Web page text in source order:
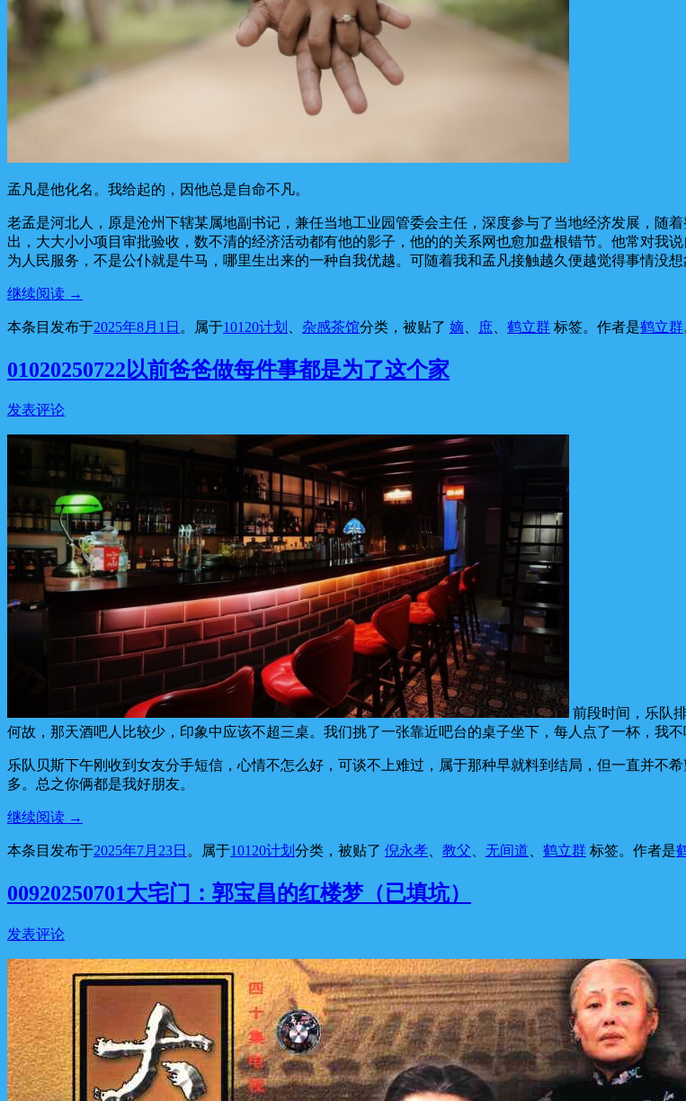
孟凡是他化名。我给起的，因他总是自命不凡。
老孟是河北人，原是沧州下辖某属地副书记，兼任当地工业园管委会主任，深度参与了当地经济发展，随
出，大大小小项目审批验收，数不清的经济活动都有他的影子，他的的关系网也愈加盘根错节。他常对我
为人民服务，不是公仆就是牛马，哪里生出来的一种自我优越。可随着我和孟凡接触越久便越觉得事情没
继续阅读 →
本条目发布于2025年8月1日 。属于10120计划 杂感茶馆分类，被贴了 嫡 庶 鹤立群 标签。 作者是鹤立群
01020250722以前爸爸做每件事都是为了这个家
发表评论
前段时间，乐队
何故，那天酒吧人比较少，印象中应该不超三桌。我们挑了一张靠近吧台的桌子坐下，每人点了一杯，我
乐队贝斯下午刚收到女友分手短信，心情不怎么好，可谈不上难过，属于那种早就料到结局，但一直并不
多。总之你俩都是我好朋友。
继续阅读 →
本条目发布于2025年7月23日 。属于10120计划 分类，被贴了 倪永孝、 教父、 无间道、 鹤立群 标签。 作者是
00920250701大宅门：郭宝昌的红楼梦（已填坑）
发表评论